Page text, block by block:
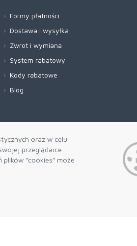
oraz w celu
przeglądarce
plików "cookies" może
Formy płatności
Dostawa i wysyłka
Zwrot i wymiana
System rabatowy
Kody rabatowe
Blog